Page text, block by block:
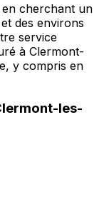
cherchant un
des environs
service
à Clermont-
y compris en
les-